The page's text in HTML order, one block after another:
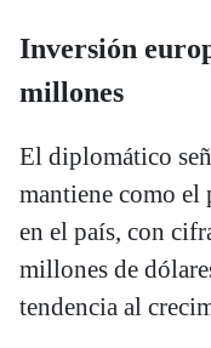
Inversión
millones
El diplomático
mantiene como
en el país, con
millones de
tendencia al